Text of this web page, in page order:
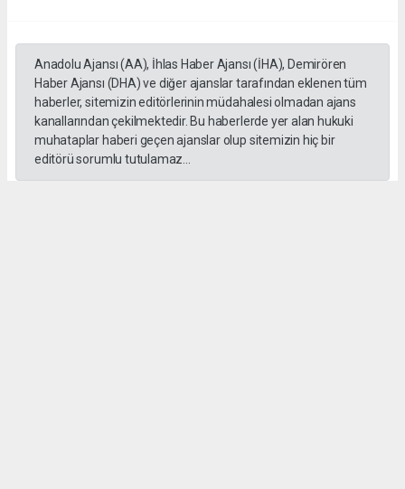
Anadolu Ajansı (AA), İhlas Haber Ajansı (İHA), Demirören
Haber Ajansı (DHA) ve diğer ajanslar tarafından eklenen tüm
haberler, sitemizin editörlerinin müdahalesi olmadan ajans
kanallarından çekilmektedir. Bu haberlerde yer alan hukuki
muhataplar haberi geçen ajanslar olup sitemizin hiç bir
editörü sorumlu tutulamaz...